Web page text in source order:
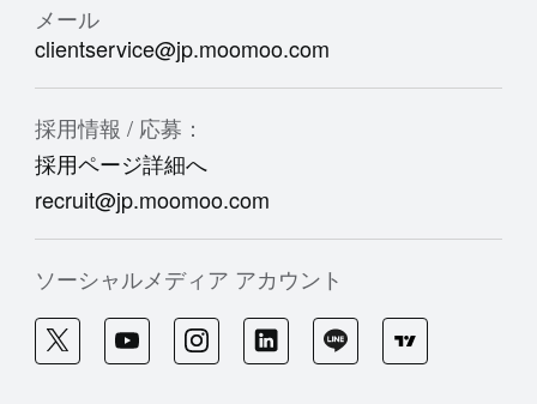
メール
clientservice@jp.moomoo.com
採用情報 / 応募：
採用ページ詳細へ
recruit@jp.moomoo.com
ソーシャルメディア アカウント